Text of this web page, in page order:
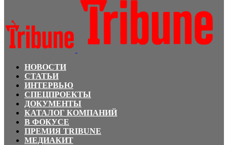
НОВОСТИ
СТАТЬИ
ИНТЕРВЬЮ
СПЕЦПРОЕКТЫ
ДОКУМЕНТЫ
КАТАЛОГ КОМПАНИЙ
В ФОКУСЕ
ПРЕМИЯ TRIBUNE
МЕДИАКИТ